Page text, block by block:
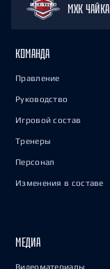
МХК ЧАЙКА
КОМАНДА
Правление
Руководство
Игровой состав
Тренеры
Персонал
Изменения в составе
МЕДИА
Видеоматериалы